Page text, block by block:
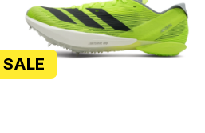
SALE